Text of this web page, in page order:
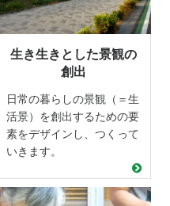
生き生きとした景観の
創出
日常の暮らしの景観（＝生
活景）を創出するための要
素をデザインし、つくって
いきます。